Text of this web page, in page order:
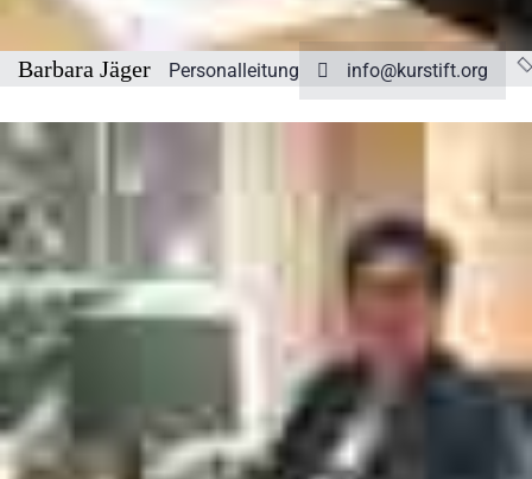
Barbara Jäger Personalleitung info@kurstift.org